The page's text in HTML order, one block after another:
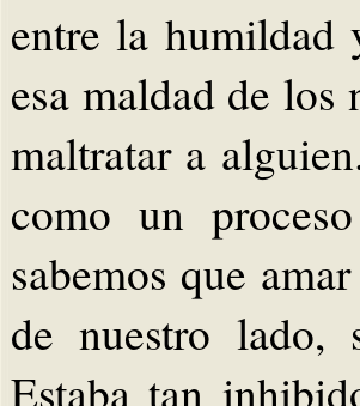
entre la humildad
esa maldad de los
maltratar a
como un
sabemos que
de nuestro lado,
Estaba tan